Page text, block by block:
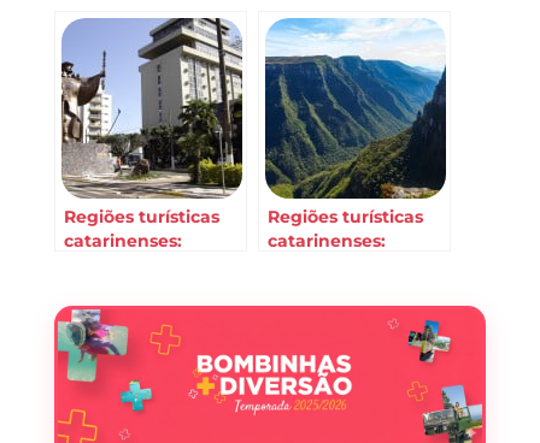
turísticas de Santa
Catarina.
Príncipes
Regiões turísticas
catarinenses:
Regiões turísticas
catarinenses: